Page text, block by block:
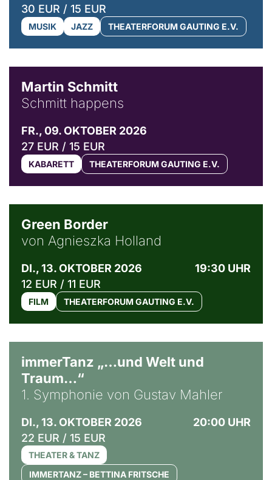
30 EUR / 15 EUR
MUSIK JAZZ THEATERFORUM GAUTING E.V.
Martin Schmitt
Schmitt happens
FR., 09. OKTOBER 2026
27 EUR / 15 EUR
KABARETT THEATERFORUM GAUTING E.V.
Green Border
von Agnieszka Holland
DI., 13. OKTOBER 2026
19:30 UHR
12 EUR / 11 EUR
FILM THEATERFORUM GAUTING E.V.
immerTanz „…und Welt und
Traum…“
1. Symphonie von Gustav Mahler
DI., 13. OKTOBER 2026
20:00 UHR
22 EUR / 15 EUR
THEATER & TANZ
IMMERTANZ – BETTINA FRITSCHE